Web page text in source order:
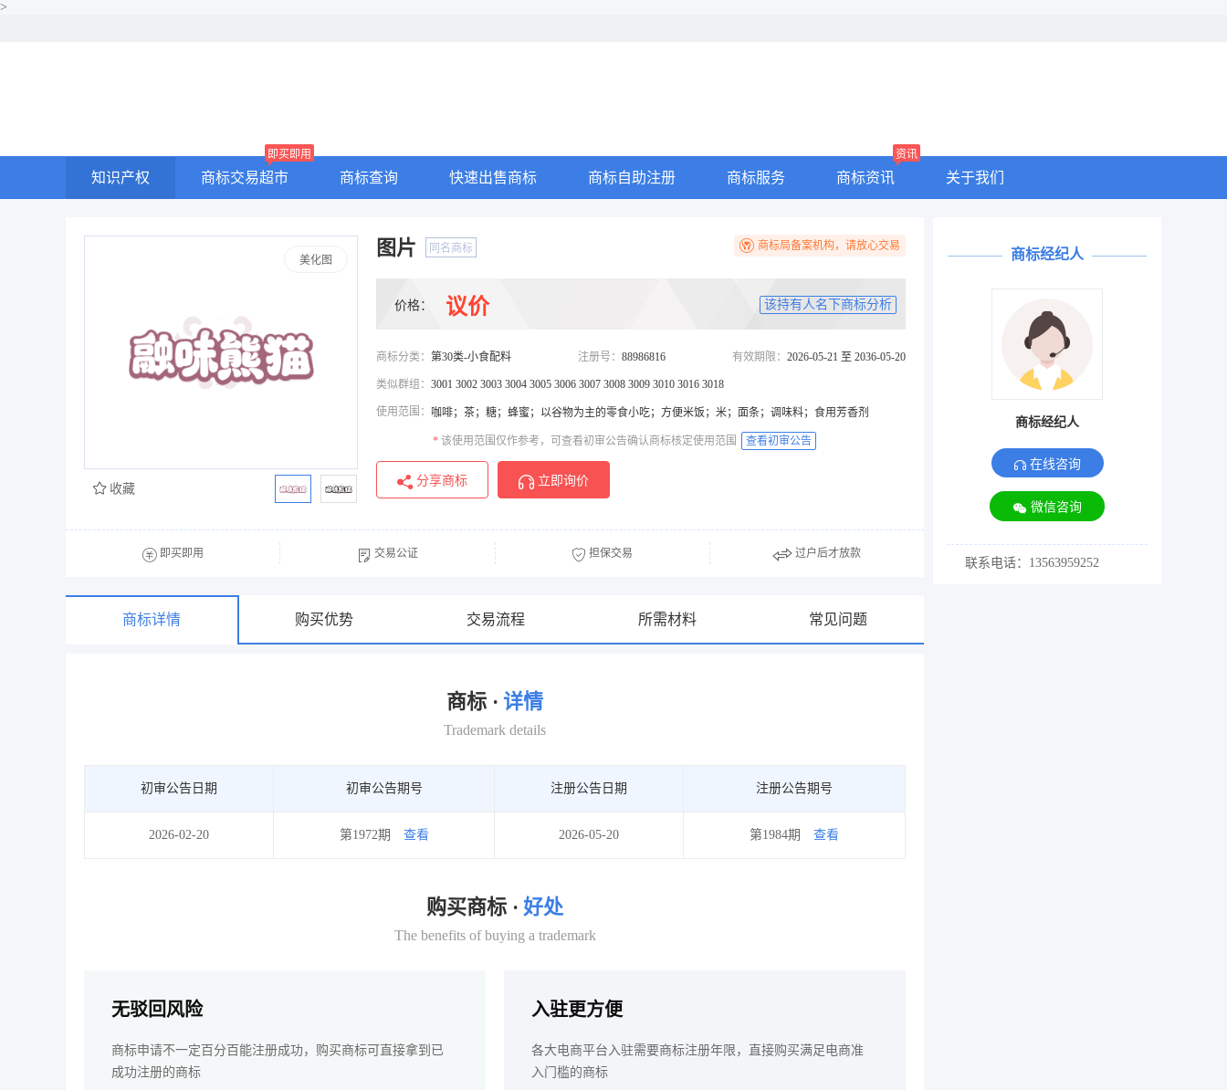
>
知识产权 商标交易超市
即买即用
商标查询 快速出售商标 商标自助注册 商标服务 商标资讯
资讯
关于我们
美化图
图片 同名商标 商标局备案机构，请放心交易
价格： 议价 该持有人名下商标分析
商标分类： 第30类-小食配料 注册号： 88986816 有效期限： 2026-05-21 至 2036-05-20
类似群组： 3001 3002 3003 3004 3005 3006 3007 3008 3009 3010 3016 3018
使用范围： 咖啡；茶；糖；蜂蜜；以谷物为主的零食小吃；方便米饭；米；面条；调味料；食用芳香剂
* 该使用范围仅作参考，可查看初审公告确认商标核定使用范围 查看初审公告
分享商标 立即询价
收藏
即买即用 交易公证 担保交易 过户后才放款
商标详情 购买优势 交易流程 所需材料 常见问题
商标 · 详情
Trademark details
初审公告日期 初审公告期号 注册公告日期 注册公告期号
2026-02-20 第1972期 查看 2026-05-20 第1984期 查看
购买商标 · 好处
The benefits of buying a trademark
无驳回风险
商标申请不一定百分百能注册成功，购买商标可直接拿到已
成功注册的商标
入驻更方便
各大电商平台入驻需要商标注册年限，直接购买满足电商准
入门槛的商标
商标经纪人
商标经纪人
在线咨询
微信咨询
联系电话：13563959252